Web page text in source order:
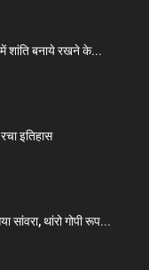
में शांति बनाये रखने के...
इतिहास
सांवरा, थांरो गोपी रूप...